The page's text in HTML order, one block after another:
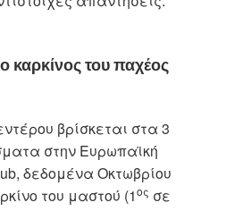
καρκίνος του παχέος
βρίσκεται στα 3
στην Ευρωπαϊκή
δεδομένα Οκτωβρίου
του μαστού (1ος σε